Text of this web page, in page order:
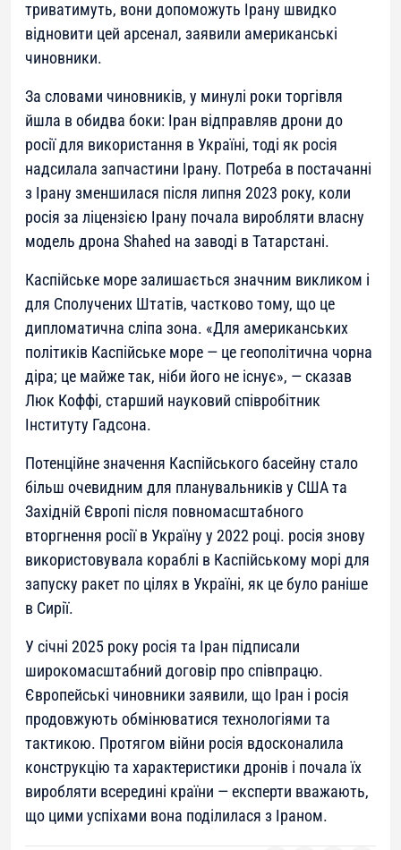
триватимуть, вони допоможуть Ірану швидко
відновити цей арсенал, заявили американські
чиновники.
За словами чиновників, у минулі роки торгівля
йшла в обидва боки: Іран відправляв дрони до
росії для використання в Україні, тоді як росія
надсилала запчастини Ірану. Потреба в постачанні
з Ірану зменшилася після липня 2023 року, коли
росія за ліцензією Ірану почала виробляти власну
модель дрона Shahed на заводі в Татарстані.
Каспійське море залишається значним викликом і
для Сполучених Штатів, частково тому, що це
дипломатична сліпа зона. «Для американських
політиків Каспійське море — це геополітична чорна
діра; це майже так, ніби його не існує», — сказав
Люк Коффі, старший науковий співробітник
Інституту Гадсона.
Потенційне значення Каспійського басейну стало
більш очевидним для планувальників у США та
Західній Європі після повномасштабного
вторгнення росії в Україну у 2022 році. росія знову
використовувала кораблі в Каспійському морі для
запуску ракет по цілях в Україні, як це було раніше
в Сирії.
У січні 2025 року росія та Іран підписали
широкомасштабний договір про співпрацю.
Європейські чиновники заявили, що Іран і росія
продовжують обмінюватися технологіями та
тактикою. Протягом війни росія вдосконалила
конструкцію та характеристики дронів і почала їх
виробляти всередині країни — експерти вважають,
що цими успіхами вона поділилася з Іраном.